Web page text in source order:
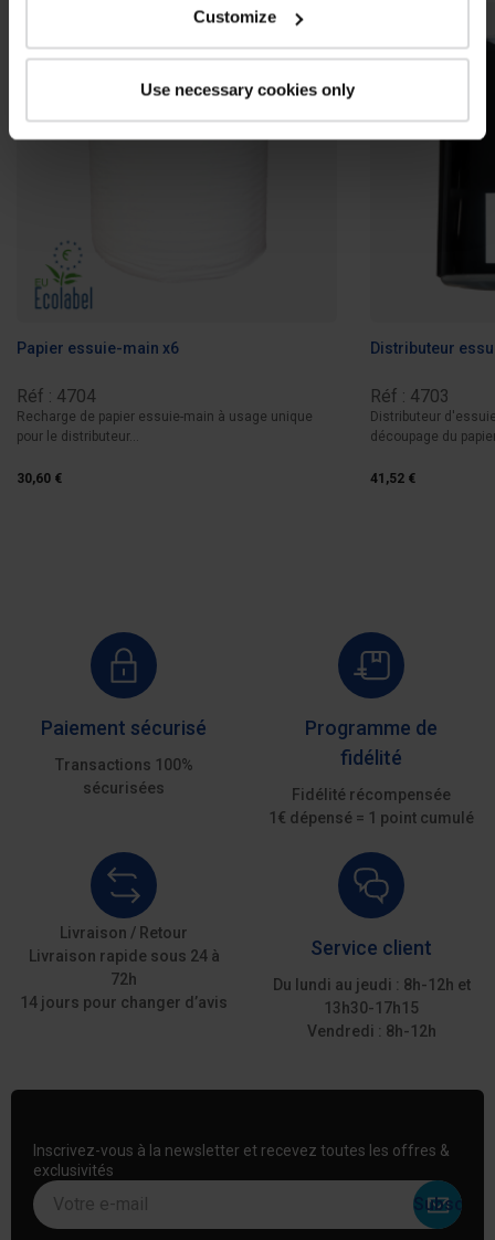
Customize
Use necessary cookies only
Papier essuie-main x6
Réf : 4704
Recharge de papier essuie-main à usage unique
pour le distributeur...
30,60 €
Distributeur
Réf : 4703
Distributeur
découpage du
41,52 €
Paiement sécurisé
Transactions 100%
sécurisées
Programme de
fidélité
Fidélité récompensée
1€ dépensé = 1 point cumulé
Livraison / Retour
Livraison rapide sous 24 à
72h
14 jours pour changer d’avis
Service client
Du lundi au jeudi : 8h-12h et
13h30-17h15
Vendredi : 8h-12h
Inscrivez-vous à la newsletter et recevez toutes les offres &
exclusivités
Votre e-mail